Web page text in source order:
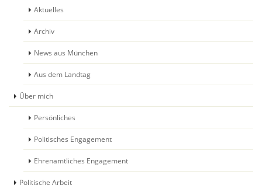
Aktuelles
Archiv
News aus München
Aus dem Landtag
Über mich
Persönliches
Politisches Engagement
Ehrenamtliches Engagement
Politische Arbeit